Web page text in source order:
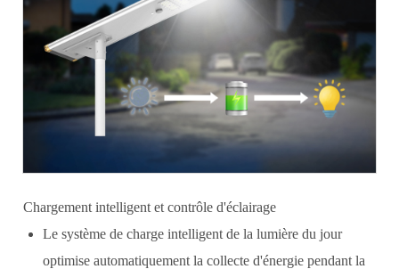
Chargement intelligent et contrôle d'éclairage
Le système de charge intelligent de la lumière du jour
optimise automatiquement la collecte d'énergie pendant la